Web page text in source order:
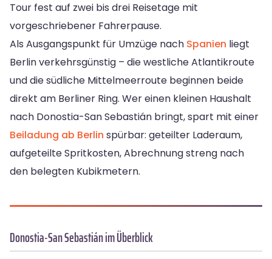
Tour fest auf zwei bis drei Reisetage mit
vorgeschriebener Fahrerpause.
Als Ausgangspunkt für Umzüge nach Spanien liegt
Berlin verkehrsgünstig – die westliche Atlantikroute
und die südliche Mittelmeerroute beginnen beide
direkt am Berliner Ring. Wer einen kleinen Haushalt
nach Donostia-San Sebastián bringt, spart mit einer
Beiladung ab Berlin spürbar: geteilter Laderaum,
aufgeteilte Spritkosten, Abrechnung streng nach
den belegten Kubikmetern.
Donostia-San Sebastián im Überblick